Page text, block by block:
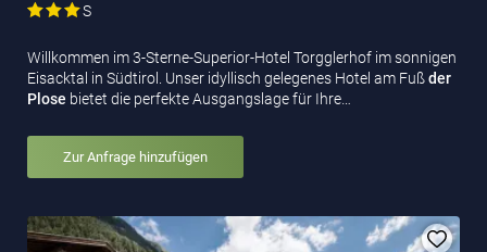
S
Willkommen im 3-Sterne-Superior-Hotel Torgglerhof im sonnigen
Eisacktal in Südtirol. Unser idyllisch gelegenes Hotel am Fußder
Plose bietet die perfekte Ausgangslage für Ihre…
Zur Anfrage hinzufügen